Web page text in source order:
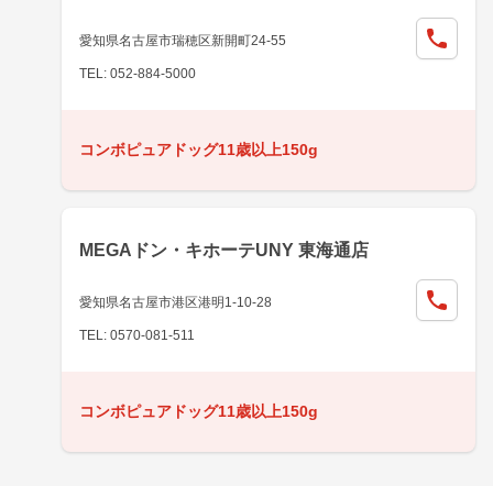
愛知県名古屋市瑞穂区新開町24-55
TEL: 052-884-5000
コンボピュアドッグ11歳以上150g
MEGAドン・キホーテUNY 東海通店
愛知県名古屋市港区港明1-10-28
TEL: 0570-081-511
コンボピュアドッグ11歳以上150g